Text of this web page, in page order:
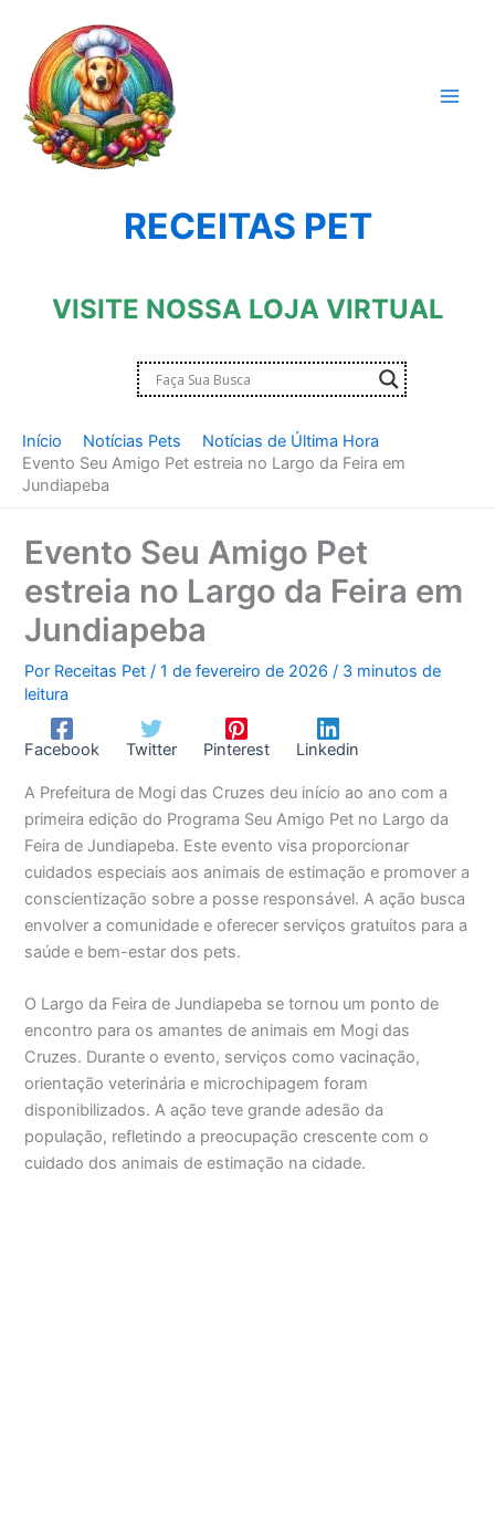
conteúdo
RECEITAS PET
VISITE NOSSA LOJA VIRTUAL
Início Notícias Pets
Notícias de Última Hora
Evento Seu Amigo Pet estreia no Largo da Feira em
Jundiapeba
Evento Seu Amigo Pet
estreia no Largo da Feira em
Jundiapeba
Por Receitas Pet/1 de fevereiro de 2026/ 3 minutos de
leitura
Facebook Twitter Pinterest Linkedin
A Prefeitura de Mogi das Cruzes deu início ao ano com a
primeira edição do Programa Seu Amigo Pet no Largo da
Feira de Jundiapeba. Este evento visa proporcionar
cuidados especiais aos animais de estimação e promover a
conscientização sobre a posse responsável. A ação busca
envolver a comunidade e oferecer serviços gratuitos para a
saúde e bem-estar dos pets.
O Largo da Feira de Jundiapeba se tornou um ponto de
encontro para os amantes de animais em Mogi das
Cruzes. Durante o evento, serviços como vacinação,
orientação veterinária e microchipagem foram
disponibilizados. A ação teve grande adesão da
população, refletindo a preocupação crescente com o
cuidado dos animais de estimação na cidade.